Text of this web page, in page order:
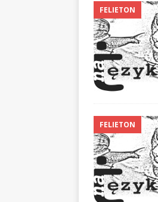
FELIETON
FELIETON